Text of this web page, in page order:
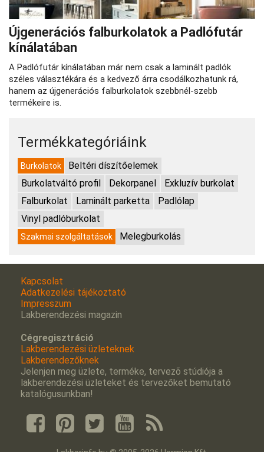
Újgenerációs falburkolatok a Padlófutár
kínálatában
A Padlófutár kínálatában már nem csak a laminált padlók
széles választékára és a kedvező árra csodálkozhatunk rá,
hanem az újgenerációs falburkolatok szebbnél-szebb
termékeire is.
Termékkategóriáink
Burkolatok
Beltéri díszítőelemek
Burkolatváltó profil
Dekorpanel
Exkluzív burkolat
Falburkolat
Laminált parketta
Padlólap
Vinyl padlóburkolat
Szakmai szolgáltatások Melegburkolás
Kapcsolat
Adatkezelési tájékoztató
Impresszum
Lakberendezési magazin
Cégregisztráció
Lakberendezési üzleteknek
Lakberendezőknek
Jelenjen meg üzlete, terméke, tervezõ stúdiója a
lakberendezési üzleteket és tervezőket bemutató
katalógusunkban!